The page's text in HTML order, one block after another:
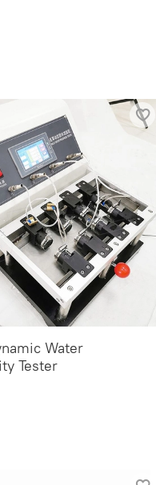
Water
Tester